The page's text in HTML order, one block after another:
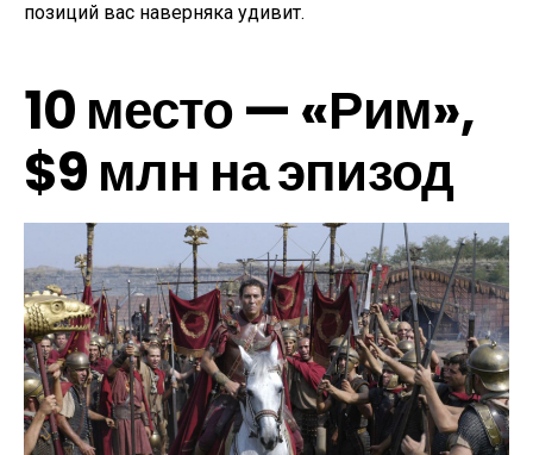
позиций вас наверняка удивит.
10 место — «Рим»,
$9 млн на эпизод